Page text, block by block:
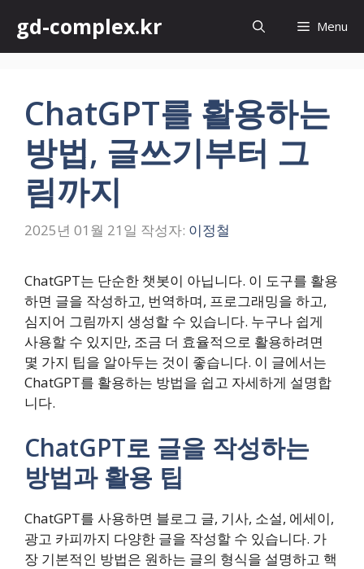
츠
gd-complex.kr Menu
ChatGPT를 활용하는
방법, 글쓰기부터 그
림까지
2025년 01월 21일 작성자: 이정철
ChatGPT는 단순한 챗봇이 아닙니다. 이 도구를 활용
하면 글을 작성하고, 번역하며, 프로그래밍을 하고,
심지어 그림까지 생성할 수 있습니다. 누구나 쉽게
사용할 수 있지만, 조금 더 효율적으로 활용하려면
몇 가지 팁을 알아두는 것이 좋습니다. 이 글에서는
ChatGPT를 활용하는 방법을 쉽고 자세하게 설명합
니다.
ChatGPT로 글을 작성하는
방법과 활용 팁
ChatGPT를 사용하면 블로그 글, 기사, 소설, 에세이,
광고 카피까지 다양한 글을 작성할 수 있습니다. 가
장 기본적인 방법은 원하는 글의 형식을 설명하고 핵